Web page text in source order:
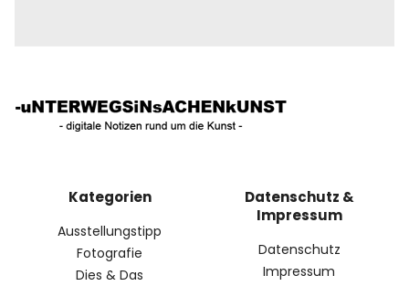
Kategorien
Ausstellungstipp
Fotografie
Dies & Das
Datenschutz &
Impressum
Datenschutz
Impressum